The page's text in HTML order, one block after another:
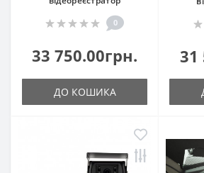
0
33 750.00грн.
ДО КОШИКА
31